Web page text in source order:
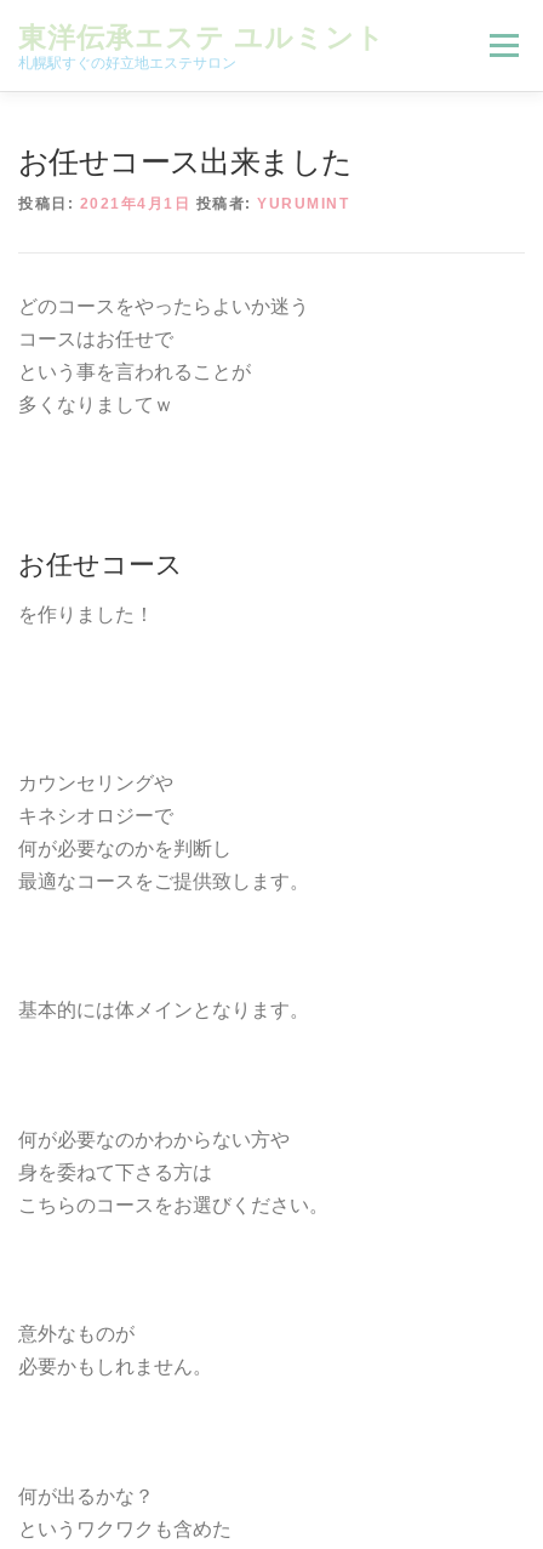
東洋伝承エステ ユルミント
札幌駅すぐの好立地エステサロン
メニュー
オンラインメニュー アクセス
SNS お客様の声
お任せコース出来ました
投稿日: 2021年4月1日 投稿者: YURUMINT
どのコースをやったらよいか迷う
コースはお任せで
という事を言われることが
多くなりましてｗ
お任せコース
を作りました！
カウンセリングや
キネシオロジーで
何が必要なのかを判断し
最適なコースをご提供致します。
基本的には体メインとなります。
何が必要なのかわからない方や
身を委ねて下さる方は
こちらのコースをお選びください。
意外なものが
必要かもしれません。
何が出るかな？
というワクワクも含めた